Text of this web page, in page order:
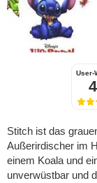
User-
Stitch ist das
Außerirdischer im
einem Koala und
unverwüstbar und